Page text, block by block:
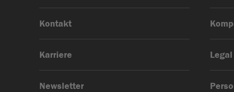
Kontakt
Karriere
Newsletter